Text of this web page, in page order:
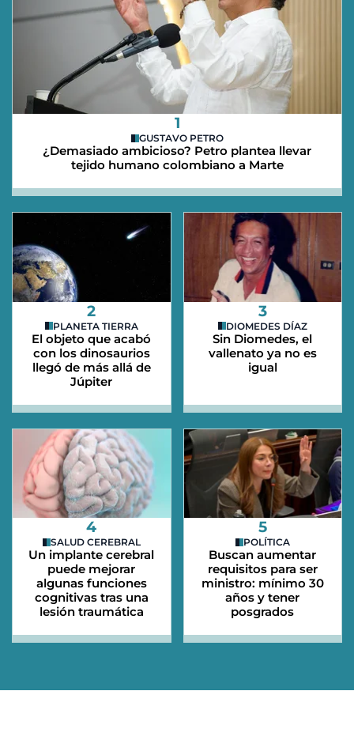
1
GUSTAVO PETRO
¿Demasiado ambicioso? Petro plantea llevar
tejido humano colombiano a Marte
2
PLANETA TIERRA
El objeto que acabó
con los dinosaurios
llegó de más allá de
Júpiter
3
DIOMEDES DÍAZ
Sin Diomedes, el
vallenato ya no es
igual
4
SALUD CEREBRAL
Un implante cerebral
puede mejorar
algunas funciones
cognitivas tras una
lesión traumática
5
POLÍTICA
Buscan aumentar
requisitos para ser
ministro: mínimo 30
años y tener
posgrados